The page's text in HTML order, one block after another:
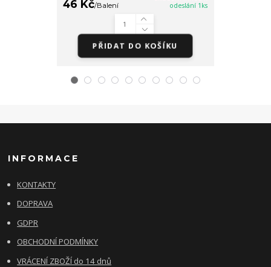
46 Kč/Balení
odeslání 1ks
PŘIDAT DO KOŠÍKU
INFORMACE
KONTAKTY
DOPRAVA
GDPR
OBCHODNÍ PODMÍNKY
VRÁCENÍ ZBOŽÍ do 14 dnů